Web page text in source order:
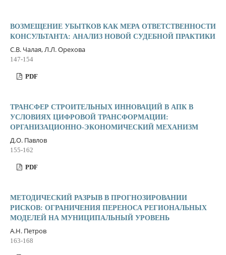
ВОЗМЕЩЕНИЕ УБЫТКОВ КАК МЕРА ОТВЕТСТВЕННОСТИ
КОНСУЛЬТАНТА: АНАЛИЗ НОВОЙ СУДЕБНОЙ ПРАКТИКИ
С.В. Чалая, Л.Л. Орехова
147-154
PDF
ТРАНСФЕР СТРОИТЕЛЬНЫХ ИННОВАЦИЙ В АПК В
УСЛОВИЯХ ЦИФРОВОЙ ТРАНСФОРМАЦИИ:
ОРГАНИЗАЦИОННО-ЭКОНОМИЧЕСКИЙ МЕХАНИЗМ
Д.О. Павлов
155-162
PDF
МЕТОДИЧЕСКИЙ РАЗРЫВ В ПРОГНОЗИРОВАНИИ
РИСКОВ: ОГРАНИЧЕНИЯ ПЕРЕНОСА РЕГИОНАЛЬНЫХ
МОДЕЛЕЙ НА МУНИЦИПАЛЬНЫЙ УРОВЕНЬ
А.Н. Петров
163-168